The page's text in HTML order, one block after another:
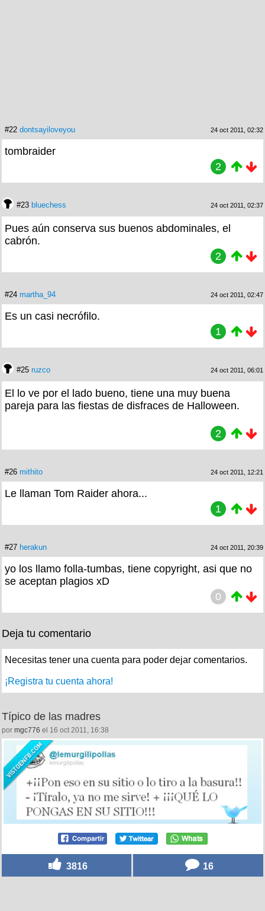
#22 dontsayiloveyou 24 oct 2011, 02:32
tombraider
2
#23 bluechess 24 oct 2011, 02:37
Pues aún conserva sus buenos abdominales, el
cabrón.
2
#24 martha_94 24 oct 2011, 02:47
Es un casi necrófilo.
1
#25 ruzco 24 oct 2011, 06:01
El lo ve por el lado bueno, tiene una muy buena
pareja para las fiestas de disfraces de Halloween.
2
#26 mithito 24 oct 2011, 12:21
Le llaman Tom Raider ahora...
1
#27 herakun 24 oct 2011, 20:39
yo los llamo folla-tumbas, tiene copyright, asi que no
se aceptan plagios xD
0
Deja tu comentario
Necesitas tener una cuenta para poder dejar comentarios.
¡Registra tu cuenta ahora!
Típico de las madres
por mgc776 el 16 oct 2011, 16:38
3816 16